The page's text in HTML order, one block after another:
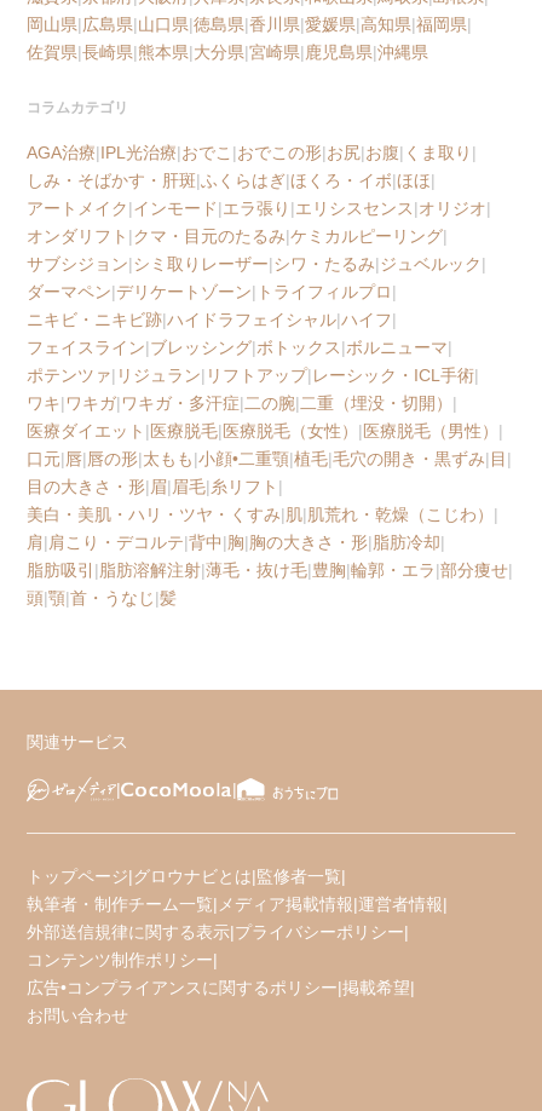
岡山県|広島県|山口県|徳島県|香川県|愛媛県|高知県|福岡県|
佐賀県|長崎県|熊本県|大分県|宮崎県|鹿児島県|沖縄県
コラムカテゴリ
AGA治療|IPL光治療|おでこ |おでこの形|お尻|お腹| くま取り |
しみ・そばかす・肝斑|ふくらはぎ|ほくろ・イボ|ほほ|
アートメイク|インモード|エラ張り |エリシスセンス|オリジオ|
オンダリフト |クマ・目元のたるみ|ケミカルピーリング|
サブシジョン|シミ取りレーザー|シワ・たるみ|ジュベルック|
ダーマペン|デリケートゾーン| トライフィルプロ|
ニキビ・ニキビ跡|ハイドラフェイシャル|ハイフ|
フェイスライン|ブレッシング|ボトックス|ボルニューマ|
ポテンツァ| リジュラン| リフトアップ|レーシック・ICL手術|
ワキ|ワキガ|ワキガ・多汗症|二の腕|二重（埋没・切開） |
医療ダイエット |医療脱毛|医療脱毛（女性） |医療脱毛（男性） |
口元|唇|唇の形|太もも|小顔•二重顎|植毛|毛穴の開き・黒ずみ|目 |
目の大きさ・形|眉|眉毛|糸リフト |
美白・美肌・ハリ・ツヤ・くすみ|肌|肌荒れ・乾燥（こじわ） |
肩|肩こり・デコルテ|背中|胸|胸の大きさ・形|脂肪冷却|
脂肪吸引 |脂肪溶解注射|薄毛・抜け毛|豊胸|輪郭・エラ|部分痩せ|
頭|顎|首・うなじ|髪
関連サービス
トップページ|グロウナビとは|監修者一覧|
執筆者・制作チーム一覧| メディア掲載情報|運営者情報|
外部送信規律に関する表示|プライバシーポリシー|
コンテンツ制作ポリシー|
広告•コンプライアンスに関するポリシー|掲載希望|
お問い合わせ